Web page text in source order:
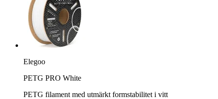
Elegoo
PETG PRO White
PETG filament med utmärkt formstabilitet i vitt